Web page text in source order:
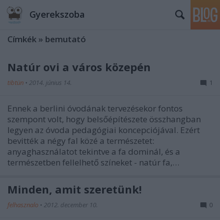
Gyerekszoba
Címkék » bemutató
Natúr ovi a város közepén
tibtün • 2014. június 14. 1
Ennek a berlini óvodának tervezésekor fontos
szempont volt, hogy belsőépítészete összhangban
legyen az óvoda pedagógiai koncepciójával. Ezért
bevitték a négy fal közé a természetet:
anyaghasználatot tekintve a fa dominál, és a
természetben fellelhető színeket - natúr fa,…
Minden, amit szeretünk!
felhasznalo • 2012. december 10. 0